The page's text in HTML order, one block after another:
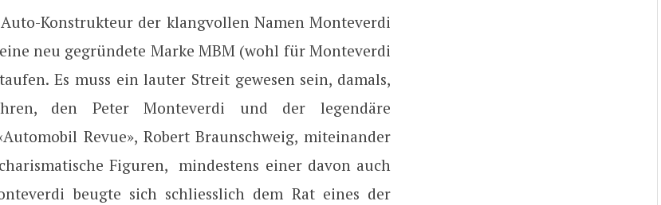
Konstrukteur der klangvollen Namen Monteverdi
neu gegründete Marke MBM (wohl für Monteverdi
Es muss ein lauter Streit gewesen sein, damals,
den Peter Monteverdi und der legendäre
Revue», Robert Braunschweig, miteinander
Figuren, mindestens einer davon auch
beugte sich schliesslich dem Rat eines der